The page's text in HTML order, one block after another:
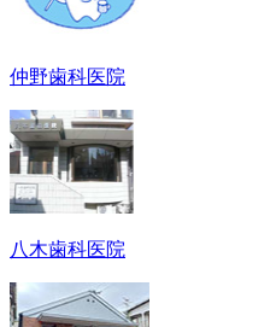
仲野歯科医院
八木歯科医院